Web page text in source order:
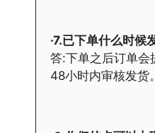
·7.已下单什么时候
答:下单之后订单会
48小时内审核发货。